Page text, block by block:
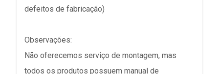
defeitos de fabricação)
Observações:
Não oferecemos serviço de montagem, mas
todos os produtos possuem manual de